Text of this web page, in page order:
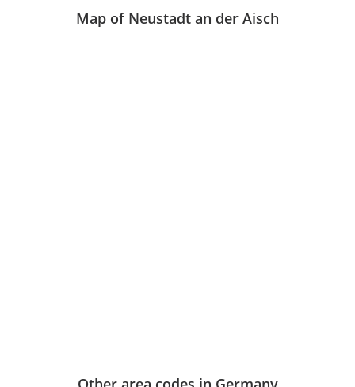
Map of Neustadt an der Aisch